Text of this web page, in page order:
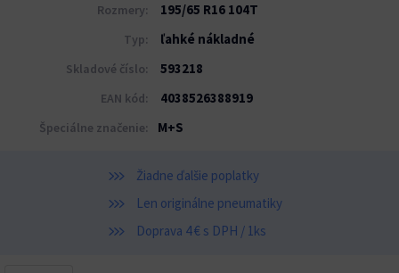
Rozmery: 195/65 R16 104T
Typ: ľahké nákladné
Skladové číslo: 593218
EAN kód: 4038526388919
Špeciálne značenie: M+S
Žiadne ďalšie poplatky
Len originálne pneumatiky
Doprava 4 € s DPH / 1ks